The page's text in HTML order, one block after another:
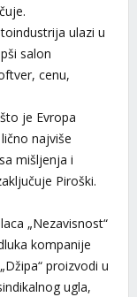
ulazi u
salon
cenu,
je Evropa
najviše
mišljenja i
Piroški.
„Nezavisnost“
kompanije
proizvodi u
ugla,